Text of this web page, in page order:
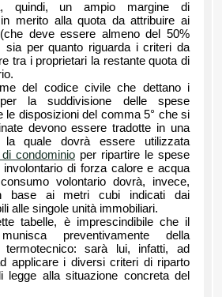
quindi, un ampio margine di
merito alla quota da attribuire ai
deve essere almeno del 50%
sia per quanto riguarda i criteri da
tra i proprietari la restante quota di
del codice civile che dettano i
la suddivisione delle spese
le disposizioni del comma 5° che si
devono essere tradotte in una
quale dovrà essere utilizzata
condominio per ripartire le spese
di forza calore e acqua
volontario dovrà, invece,
base ai metri cubi indicati dai
alle singole unità immobiliari.
tabelle, è imprescindibile che il
preventivamente della
sarà lui, infatti, ad
applicare i diversi criteri di riparto
legge alla situazione concreta del